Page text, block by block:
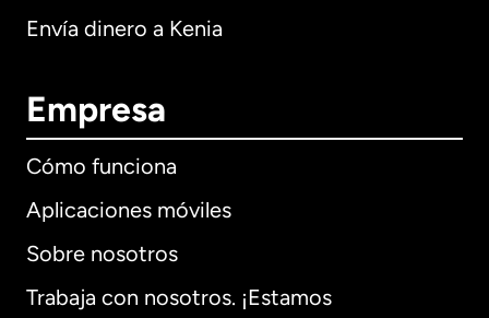
Envía dinero a Kenia
Empresa
Cómo funciona
Aplicaciones móviles
Sobre nosotros
Trabaja con nosotros. ¡Estamos